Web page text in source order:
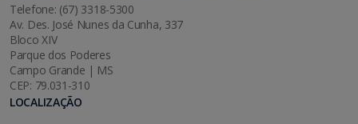
Telefone: (67) 3318-5300
Av. Des. José Nunes da Cunha, 337
Bloco XIV
Parque dos Poderes
Campo Grande | MS
CEP: 79.031-310
LOCALIZAÇÃO